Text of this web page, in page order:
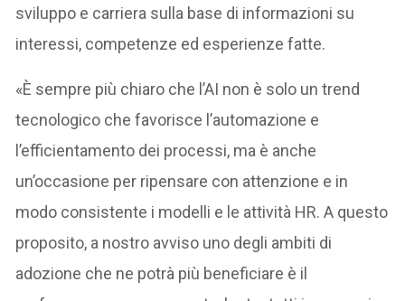
sviluppo e carriera sulla base di informazioni su
interessi, competenze ed esperienze fatte.
«È sempre più chiaro che l’AI non è solo un trend
tecnologico che favorisce l’automazione e
l’efficientamento dei processi, ma è anche
un’occasione per ripensare con attenzione e in
modo consistente i modelli e le attività HR. A questo
proposito, a nostro avviso uno degli ambiti di
adozione che ne potrà più beneficiare è il